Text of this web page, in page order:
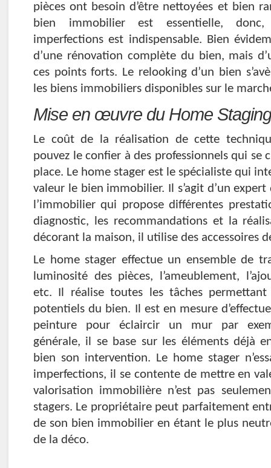
pièces ont besoin d’être nettoyées et bien
bien immobilier est essentielle,
imperfections est indispensable. Bien
d’une rénovation complète du bien, mais
ces points forts. Le relooking d’un bien
les biens immobiliers disponibles sur le
Mise en œuvre du Home Staging
Le coût de la réalisation de cette
pouvez le confier à des professionnels qui se
place. Le home stager est le spécialiste qui
valeur le bien immobilier. Il s’agit d’un
l’immobilier qui propose différentes
diagnostic, les recommandations et la
décorant la maison, il utilise des accessoires
Le home stager effectue un ensemble de
luminosité des pièces, l’ameublement,
etc. Il réalise toutes les tâches
potentiels du bien. Il est en mesure
peinture pour éclaircir un mur par
générale, il se base sur les éléments déjà
bien son intervention. Le home stager
imperfections, il se contente de mettre en
valorisation immobilière n’est pas
stagers. Le propriétaire peut parfaitement
de son bien immobilier en étant le plus
de la déco.